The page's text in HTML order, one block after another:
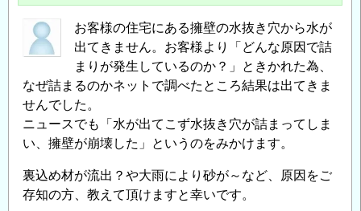
賞】
募
集
始
～
水
に
関
わ
お客様の住宅にある擁壁の水抜き穴から水が
出てきません。お客様より「どんな原因で詰
まりが発生しているのか？」ときかれた為、
なぜ詰まるのかネットで調べたところ結果は出てきま
せんでした。
ニュースでも「水が出てこず水抜き穴が詰まってしま
い、擁壁が崩壊した」というのをみかけます。
裏込め材が流出？や大雨により砂が～など、原因をご
存知の方、教えて頂けますと幸いです。